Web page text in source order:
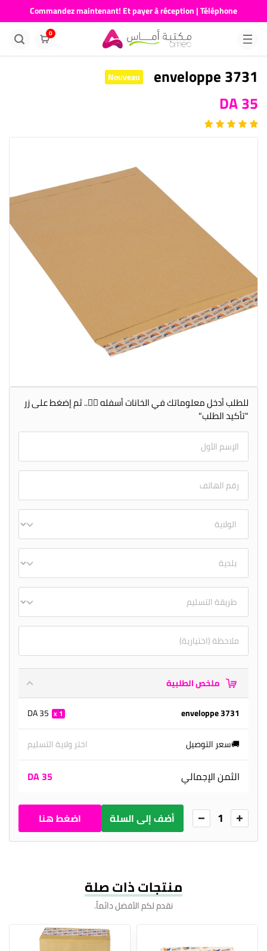
Commandez maintenant! Et payer à réception | Téléphone
676681730
0
enveloppe 3731
Nouveau
35 DA
للطلب أدخل معلوماتك في الخانات أسفله 👇🏻.. ثم إضغط على زر
"تأكيد الطلب"
ملخص الطلبية
enveloppe 3731
1
35 DA
🚚سعر التوصيل
اختر ولاية التسليم
الثمن الإجمالي 35 DA
1 أضف إلى السلة
اضغط هنا
للطلب
منتجات ذات صلة
نقدم لكم الأفضل دائماً.